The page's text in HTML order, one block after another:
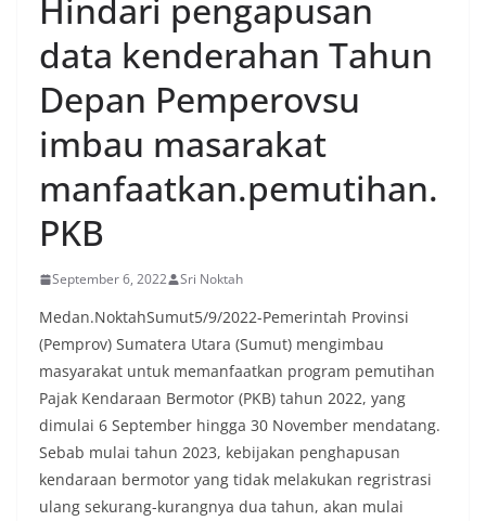
Hindari pengapusan
data kenderahan Tahun
Depan Pemperovsu
imbau masarakat
manfaatkan.pemutihan.
PKB
September 6, 2022 Sri Noktah
Medan.NoktahSumut5/9/2022-Pemerintah Provinsi
(Pemprov) Sumatera Utara (Sumut) mengimbau
masyarakat untuk memanfaatkan program pemutihan
Pajak Kendaraan Bermotor (PKB) tahun 2022, yang
dimulai 6 September hingga 30 November mendatang.
Sebab mulai tahun 2023, kebijakan penghapusan
kendaraan bermotor yang tidak melakukan regristrasi
ulang sekurang-kurangnya dua tahun, akan mulai